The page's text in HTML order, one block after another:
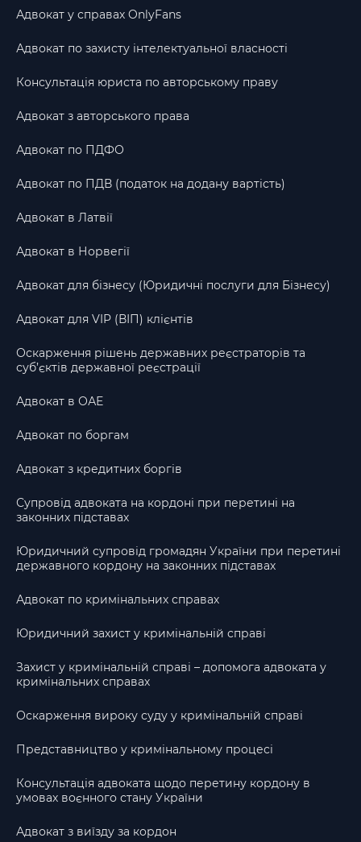
Адвокат у справах OnlyFans
Адвокат по захисту інтелектуальної власності
Консультація юриста по авторському праву
Адвокат з авторського права
Адвокат по ПДФО
Адвокат по ПДВ (податок на додану вартість)
Адвокат в Латвії
Адвокат в Норвегії
Адвокат для бізнесу (Юридичні послуги для Бізнесу)
Адвокат для VIP (ВІП) клієнтів
Оскарження рішень державних реєстраторів та
суб’єктів державної реєстрації
Адвокат в ОАЕ
Адвокат по боргам
Адвокат з кредитних боргів
Супровід адвоката на кордоні при перетині на
законних підставах
Юридичний супровід громадян України при перетині
державного кордону на законних підставах
Адвокат по кримінальних справах
Юридичний захист у кримінальній справі
Захист у кримінальній справі – допомога адвоката у
кримінальних справах
Оскарження вироку суду у кримінальній справі
Представництво у кримінальному процесі
Консультація адвоката щодо перетину кордону в
умовах воєнного стану України
Адвокат з виїзду за кордон